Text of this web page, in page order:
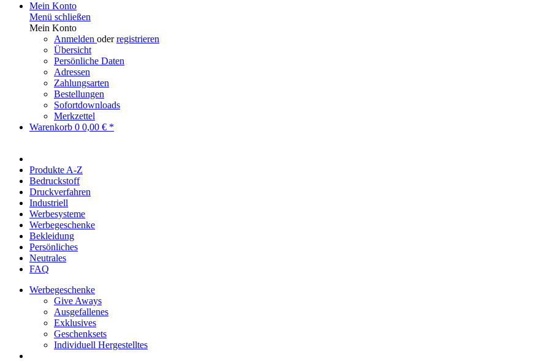
Mein Konto
Menü schließen
Mein Konto
Anmelden oderregistrieren
Übersicht
Persönliche Daten
Adressen
Zahlungsarten
Bestellungen
Sofortdownloads
Merkzettel
Warenkorb 0 0,00 € *
Produkte A-Z
Bedruckstoff
Druckverfahren
Industriell
Werbesysteme
Werbegeschenke
Bekleidung
Persönliches
Neutrales
FAQ
Werbegeschenke
Give Aways
Ausgefallenes
Exklusives
Geschenksets
Individuell Hergestelltes